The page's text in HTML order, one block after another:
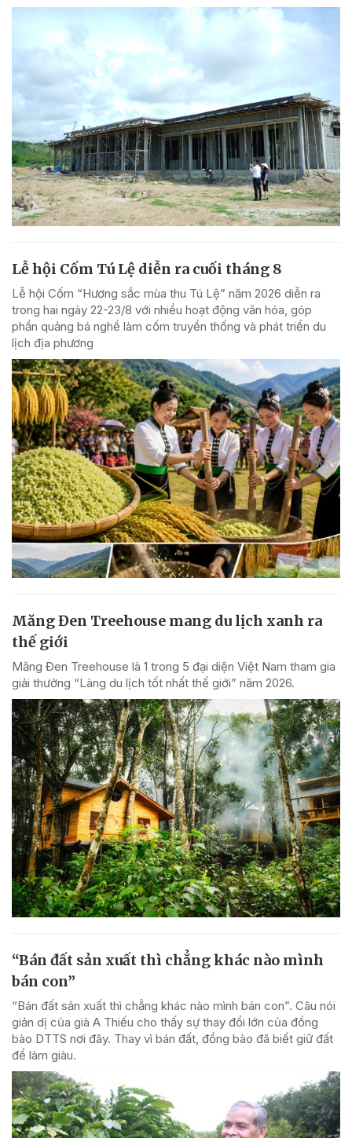
Lễ hội Cốm Tú Lệ diễn ra cuối tháng 8
Lễ hội Cốm “Hương sắc mùa thu Tú Lệ” năm 2026 diễn ra
trong hai ngày 22-23/8 với nhiều hoạt động văn hóa, góp
phần quảng bá nghề làm cốm truyền thống và phát triển du
lịch địa phương
Măng Đen Treehouse mang du lịch xanh ra
thế giới
Măng Đen Treehouse là 1 trong 5 đại diện Việt Nam tham gia
giải thưởng “Làng du lịch tốt nhất thế giới” năm 2026.
“Bán đất sản xuất thì chẳng khác nào mình
bán con”
“Bán đất sản xuất thì chẳng khác nào mình bán con”. Câu nói
giản dị của già A Thiếu cho thấy sự thay đổi lớn của đồng
bào DTTS nơi đây. Thay vì bán đất, đồng bào đã biết giữ đất
để làm giàu.